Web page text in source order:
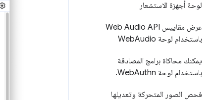
لوحة أجهزة الاستشعار
عرض مقاييس Web Audio API
باستخدام لوحة Web Audio
يمكنك محاكاة برامج المصادقة
باستخدام لوحة Web Authn
.
فحص الصور المتحركة وتعديلها